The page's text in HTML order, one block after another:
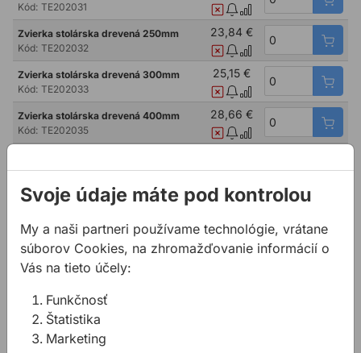
Kód: TE202031
Zvierka stolárska drevená 250mm
Kód: TE202032
23,84 €
Zvierka stolárska drevená 300mm
Kód: TE202033
25,15 €
Zvierka stolárska drevená 400mm
Kód: TE202035
28,66 €
Kód: TE202037
Zvierka stolárska drevená 700mm
34,58 €
Zvierka stolárska drevená 800mm
Kód: TE202039
37,72 €
Kód:
TE202040
Zvierka stolárska drevená 1500mm
Kód:
TE202041
Svoje údaje máte pod kontrolou
My a naši partneri používame technológie, vrátane
súborov Cookies, na zhromažďovanie informácií o
Vás na tieto účely:
Funkčnosť
Štatistika
Marketing